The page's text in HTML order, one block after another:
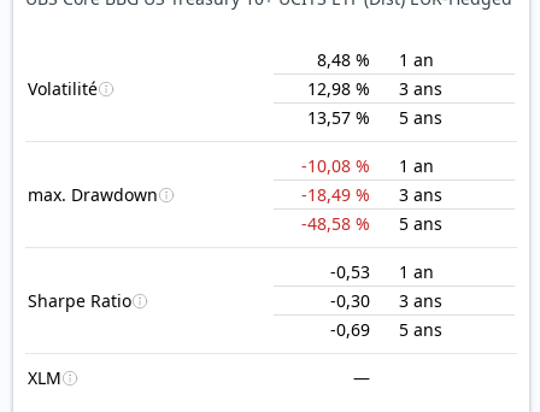
Volatilité
8,48 %
1 an
12,98 %
3 ans
13,57 %
5 ans
max. Drawdown
-10,08 %
1 an
-18,49 %
3 ans
-48,58 %
5 ans
Sharpe Ratio
-0,53
1 an
-0,30
3 ans
-0,69
5 ans
XLM —